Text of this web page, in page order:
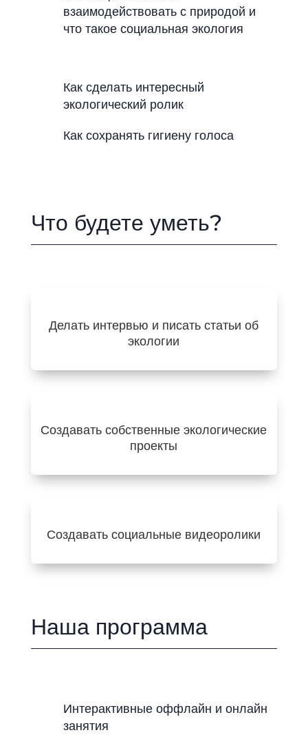
взаимодействовать с природой и
что такое социальная экология
Как сделать интересный
экологический ролик
Как сохранять гигиену голоса
Что будете уметь?
Делать интервью и писать статьи об
экологии
Создавать собственные экологические
проекты
Создавать социальные видеоролики
Наша программа
Интерактивные оффлайн и онлайн
занятия